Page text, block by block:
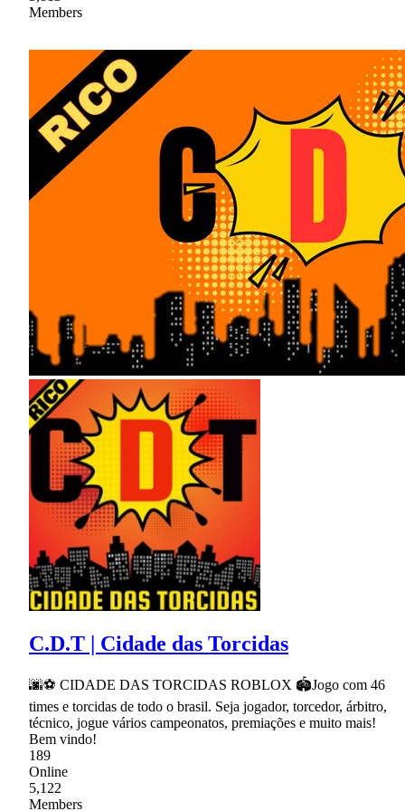
Members
C.D.T | Cidade das Torcidas
🌆⚽ CIDADE DAS TORCIDAS ROBLOX 🏟Jogo com 46
times e torcidas de todo o brasil. Seja jogador, torcedor, árbitro,
técnico, jogue vários campeonatos, premiações e muito mais!
Bem vindo!
189
Online
5,122
Members